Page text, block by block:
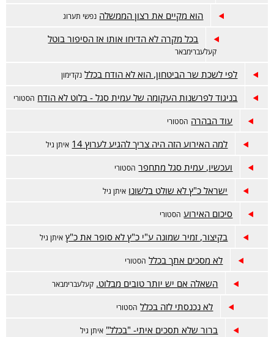
הוא מקיים את רצון הממשלה נפשי תערוג
בכל מקרה לא הדיחו אותו אז הסיפור בוטל
קעלעברימבאר
לפי לשכת שר הביטחון, הוא לא הודח בכלל נקדימון
בניגוד לפרשנות העקומה של עמית סגל - בלוט לא הודח הסטורי
עוד הבהרה הסטורי
למה האירוע הזה היה צריך להגיע לערוץ 14 איתן גיל
ועכשיו, עמית סגל מתחפר הסטורי
ישראל כ"ץ לא שולט בלשונו איתן גיל
סיכום האירוע הסטורי
בקיצור, זמיר שמונה ע"י כ"ץ לא סופר את כ"ץ איתן גיל
לא מסכים אתך בכלל הסטורי
השאלה אם יש יותר טובים מבלוט. קעלעברימבאר
לא נכנסתי לזה בכלל הסטורי
ברור שלא תסכים איתי- "בכלל" איתן גיל